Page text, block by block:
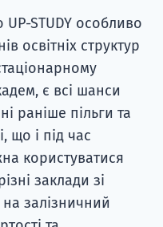
STUDY особливо
освітніх структур
є всі шанси
раніше пільги та
що і під час
користуватися
заклади зі
залізничний